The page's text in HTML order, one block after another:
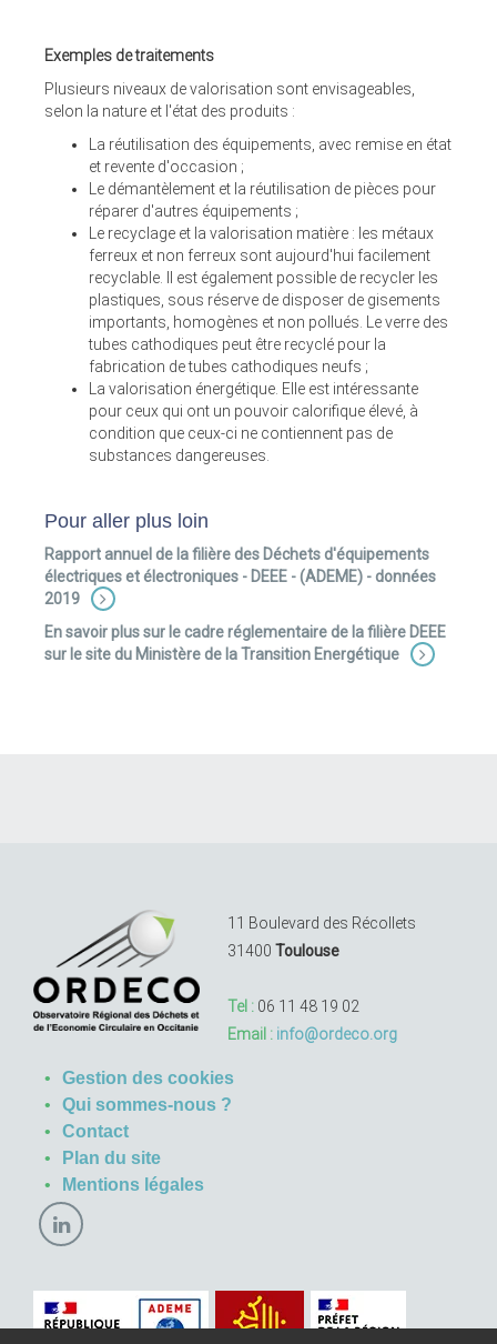
Exemples de traitements
Plusieurs niveaux de valorisation sont envisageables,
selon la nature et l'état des produits :
La réutilisation des équipements, avec remise en état
et revente d'occasion ;
Le démantèlement et la réutilisation de pièces pour
réparer d'autres équipements ;
Le recyclage et la valorisation matière : les métaux
ferreux et non ferreux sont aujourd'hui facilement
recyclable. Il est également possible de recycler les
plastiques, sous réserve de disposer de gisements
importants, homogènes et non pollués. Le verre des
tubes cathodiques peut être recyclé pour la
fabrication de tubes cathodiques neufs ;
La valorisation énergétique. Elle est intéressante
pour ceux qui ont un pouvoir calorifique élevé, à
condition que ceux-ci ne contiennent pas de
substances dangereuses.
Pour aller plus loin
Rapport annuel de la filière des Déchets d'équipements
électriques et électroniques - DEEE - (ADEME) - données
2019
En savoir plus sur le cadre réglementaire de la filière DEEE
sur le site du Ministère de la Transition Energétique
11 Boulevard des Récollets
31400 Toulouse
Tel : 06 11 48 19 02
Email : info@ordeco.org
Gestion des cookies
Qui sommes-nous ?
Contact
Plan du site
Mentions légales